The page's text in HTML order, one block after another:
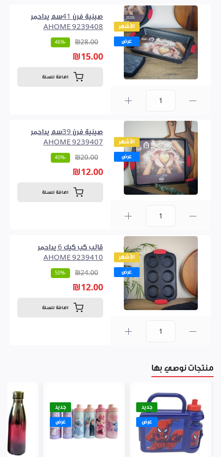
الأشهر
عرض
صينية فرن 41سم يداحمر
AHOME 9239408
₪28.00
-46%
₪15.00
اضافة للسلة
الأشهر
عرض
صينية فرن 39سم يداحمر
AHOME 9239407
₪20.00
-40%
₪12.00
اضافة للسلة
الأشهر
عرض
قالب كب كيك 6 يداحمر
AHOME 9239410
₪24.00
-50%
₪12.00
اضافة للسلة
منتجات نوصي بها
جديد
عرض
جديد
عرض